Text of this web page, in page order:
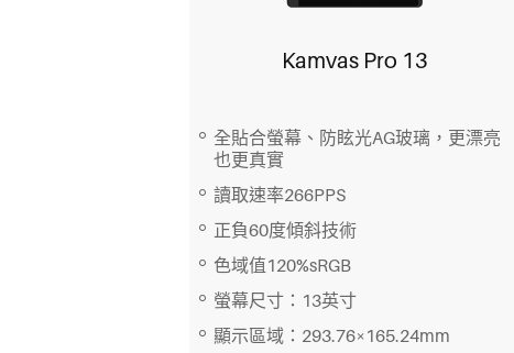
Kamvas Pro 13
全貼合螢幕、防眩光AG玻璃，更漂亮
也更真實
讀取速率266PPS
正負60度傾斜技術
色域值120%sRGB
螢幕尺寸：13英寸
顯示區域：293.76×165.24mm